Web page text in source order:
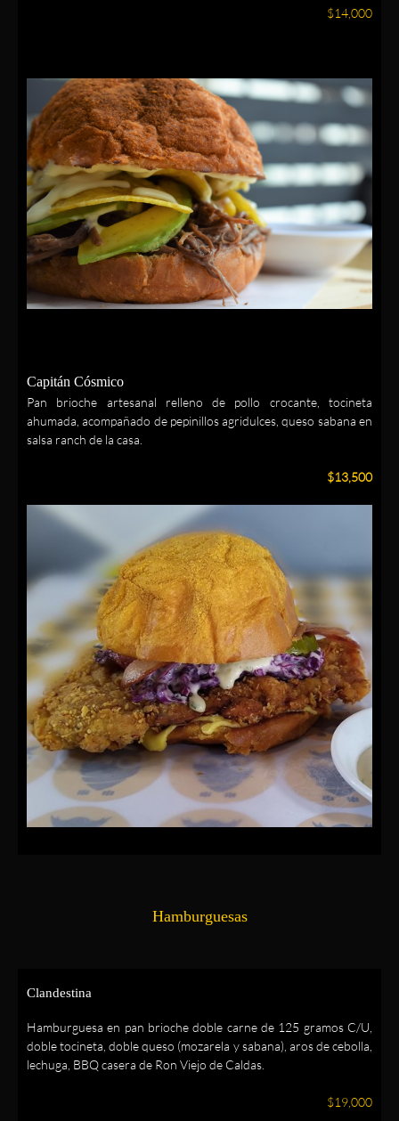
$14,000
Capitán Cósmico
Pan brioche artesanal relleno de pollo crocante, tocineta
ahumada, acompañado de pepinillos agridulces, queso sabana en
salsa ranch de la casa.
$13,500
Hamburguesas
Clandestina
Hamburguesa en pan brioche doble carne de 125 gramos C/U,
doble tocineta, doble queso (mozarela y sabana), aros de cebolla,
lechuga, BBQ casera de Ron Viejo de Caldas.
$19,000